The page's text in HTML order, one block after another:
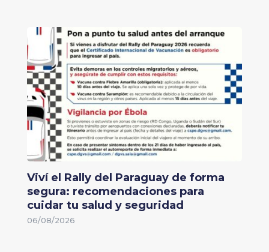
Viví el Rally del Paraguay de forma
segura: recomendaciones para
cuidar tu salud y seguridad
06/08/2026